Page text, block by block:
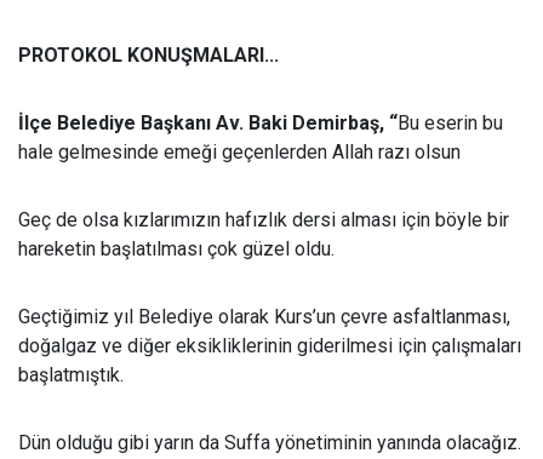
PROTOKOL KONUŞMALARI...
İlçe Belediye Başkanı Av. Baki Demirbaş, “Bu eserin bu
hale gelmesinde emeği geçenlerden Allah razı olsun
Geç de olsa kızlarımızın hafızlık dersi alması için böyle bir
hareketin başlatılması çok güzel oldu.
Geçtiğimiz yıl Belediye olarak Kurs’un çevre asfaltlanması,
doğalgaz ve diğer eksikliklerinin giderilmesi için çalışmaları
başlatmıştık.
Dün olduğu gibi yarın da Suffa yönetiminin yanında olacağız.